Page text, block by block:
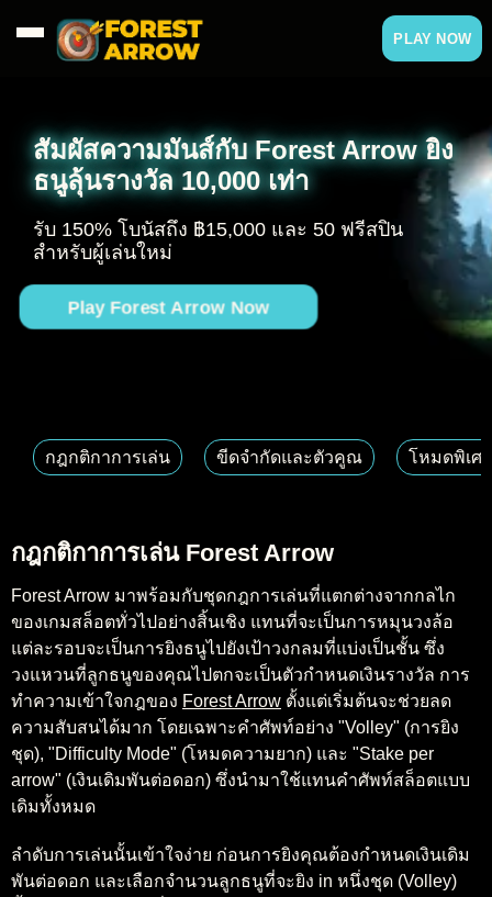
PLAY NOW
สัมผัสความมันส์กับ Forest Arrow ยิง
ธนูลุ้นรางวัล 10,000 เท่า
รับ 150% โบนัสถึง ฿15,000 และ 50 ฟรีสปิน
สำหรับผู้เล่นใหม่
Play Forest Arrow Now
กฎกติกาการเล่น ขีดจำกัดและตัวคูณ โหมดพิเศ
กฎกติกาการเล่น Forest Arrow
Forest Arrow มาพร้อมกับชุดกฎการเล่นที่แตกต่างจากกลไก
ของเกมสล็อตทั่วไปอย่างสิ้นเชิง แทนที่จะเป็นการหมุนวงล้อ
แต่ละรอบจะเป็นการยิงธนูไปยังเป้าวงกลมที่แบ่งเป็นชั้น ซึ่ง
วงแหวนที่ลูกธนูของคุณไปตกจะเป็นตัวกำหนดเงินรางวัล การ
ทำความเข้าใจกฎของ Forest Arrow ตั้งแต่เริ่มต้นจะช่วยลด
ความสับสนได้มาก โดยเฉพาะคำศัพท์อย่าง "Volley" (การยิง
ชุด), "Difficulty Mode" (โหมดความยาก) และ "Stake per
arrow" (เงินเดิมพันต่อดอก) ซึ่งนำมาใช้แทนคำศัพท์สล็อตแบบ
เดิมทั้งหมด
ลำดับการเล่นนั้นเข้าใจง่าย ก่อนการยิงคุณต้องกำหนดเงินเดิม
พันต่อดอก และเลือกจำนวนลูกธนูที่จะยิง in หนึ่งชุด (Volley)